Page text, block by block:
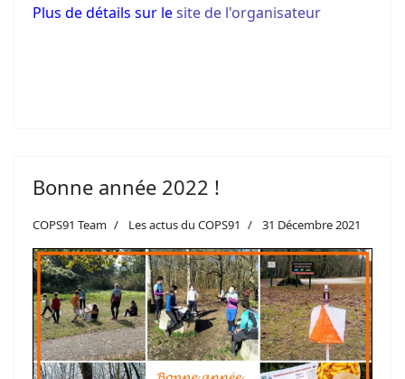
Plus de détails sur lesite de l'organisateur
Bonne année 2022 !
COPS91 Team Les actus du COPS91 31 Décembre 2021